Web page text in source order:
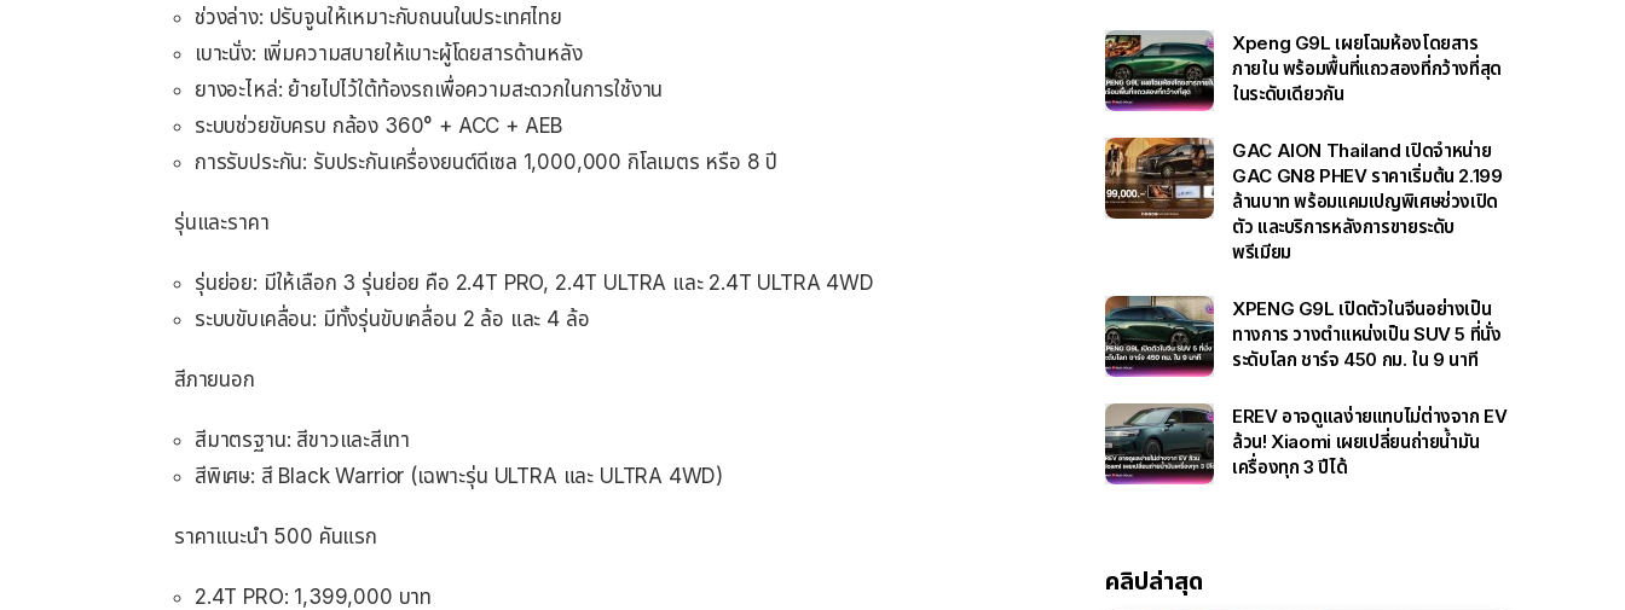
ช่วงล่าง: ปรับจูนให้เหมาะกับถนนในประเทศไทย
เบาะนั่ง: เพิ่มความสบายให้เบาะผู้โดยสารด้านหลัง
ยางอะไหล่: ย้ายไปไว้ใต้ท้องรถเพื่อความสะดวกในการใช้งาน
ระบบช่วยขับครบ กล้อง 360° + ACC + AEB
การรับประกัน: รับประกันเครื่องยนต์ดีเซล 1,000,000 กิโลเมตร หรือ 8 ปี
รุ่นและราคา
รุ่นย่อย: มีให้เลือก 3 รุ่นย่อย คือ 2.4T PRO, 2.4T ULTRA และ 2.4T ULTRA 4WD
ระบบขับเคลื่อน: มีทั้งรุ่นขับเคลื่อน 2 ล้อ และ 4 ล้อ
สีภายนอก
สีมาตรฐาน: สีขาวและสีเทา
สีพิเศษ: สี Black Warrior (เฉพาะรุ่น ULTRA และ ULTRA 4WD)
ราคาแนะนำ 500 คันแรก
2.4T PRO: 1,399,000 บาท
Xpeng G9L เผยโฉมห้องโดยสาร
ภายใน พร้อมพื้นที่แถวสองที่กว้างที่สุด
ในระดับเดียวกัน
GAC AION Thailand เปิดจำหน่าย
GAC GN8 PHEV ราคาเริ่มต้น 2.199
ล้านบาท พร้อมแคมเปญพิเศษช่วงเปิด
ตัว และบริการหลังการขายระดับ
พรีเมียม
XPENG G9L เปิดตัวในจีนอย่างเป็น
ทางการ วางตำแหน่งเป็น SUV 5 ที่นั่ง
ระดับโลก ชาร์จ 450 กม. ใน 9 นาที
EREV อาจดูแลง่ายแทบไม่ต่างจาก EV
ล้วน! Xiaomi เผยเปลี่ยนถ่ายน้ำมัน
เครื่องทุก 3 ปีได้
คลิปล่าสุด